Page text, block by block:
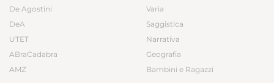
De Agostini
DeA
UTET
ABraCadabra
AMZ
Varia
Saggistica
Narrativa
Geografia
Bambini e Ragazzi